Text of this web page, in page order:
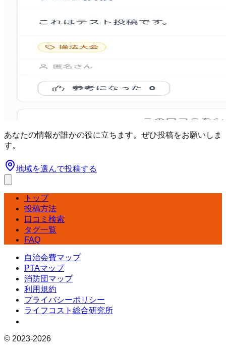
あなたの情報が誰かの役に立ちます。ぜひ投稿をお願いしま
す。
地域を選んで投稿する
トップ
投稿方法
口コミ検索
タグ一覧
FAQ
自治会費マップ
PTAマップ
消防団マップ
利用規約
プライバシーポリシー
ライフコスト総合研究所
© 2023-2026